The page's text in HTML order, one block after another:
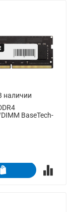
наличии
BaseTech-